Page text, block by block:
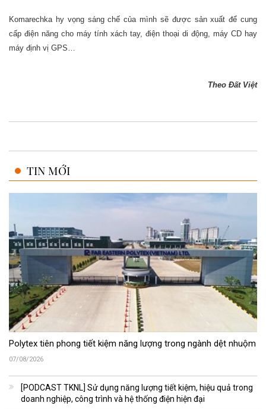
Komarechka hy vọng sáng chế của mình sẽ được sản xuất để cung
cấp điện năng cho máy tính xách tay, điện thoại di động, máy CD hay
máy định vị GPS…
Theo Đất Việt
TIN MỚI
Polytex tiên phong tiết kiệm năng lượng trong ngành dệt nhuộm
07/08/2026
[PODCAST TKNL] Sử dụng năng lượng tiết kiệm, hiệu quả trong
doanh nghiệp, công trình và hệ thống điện hiện đại